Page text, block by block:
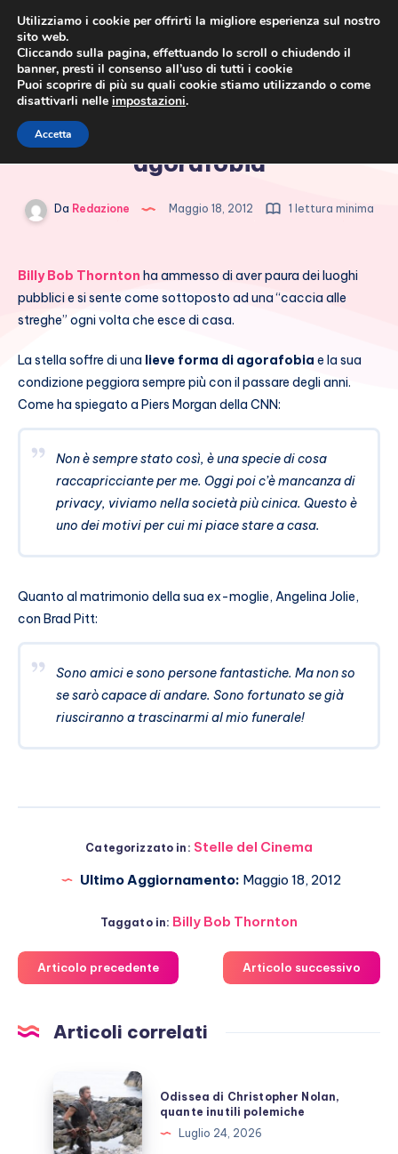
Billy Bob Thornton soffre di
agorafobia
Da Redazione Maggio 18, 2012 1 lettura minima
Billy Bob Thornton ha ammesso di aver paura dei luoghi
pubblici e si sente come sottoposto ad una “caccia alle
streghe” ogni volta che esce di casa.
La stella soffre di una lieve forma di agorafobia e la sua
condizione peggiora sempre più con il passare degli anni.
Come ha spiegato a Piers Morgan della CNN:
Non è sempre stato così, è una specie di cosa
raccapricciante per me. Oggi poi c’è mancanza di
privacy, viviamo nella società più cinica. Questo è
uno dei motivi per cui mi piace stare a casa.
Quanto al matrimonio della sua ex-moglie, Angelina Jolie,
con Brad Pitt:
Sono amici e sono persone fantastiche. Ma non so
se sarò capace di andare. Sono fortunato se già
riusciranno a trascinarmi al mio funerale!
Categorizzato in: Stelle del Cinema
Ultimo Aggiornamento: Maggio 18, 2012
Taggato in: Billy Bob Thornton
Articolo precedente Articolo successivo
Articoli correlati
di
Christopher
Nolan,
Odissea di Christopher Nolan,
quante inutili polemiche
Luglio 24, 2026
Utilizziamo i cookie per offrirti la migliore esperienza sul nostro
sito web.
Cliccando sulla pagina, effettuando lo scroll o chiudendo il
banner, presti il consenso all’uso di tutti i cookie
Puoi scoprire di più su quali cookie stiamo utilizzando o come
disattivarli nelle impostazioni.
Accetta